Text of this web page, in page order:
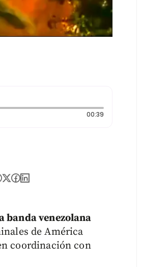
00:39Duración:
banda venezolana
de América
coordinación con